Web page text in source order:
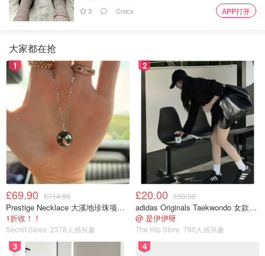
3 Crocs APP打开
大家都在抢
1
£69.90 £714.90
Prestige Necklace 大溪地珍珠项链 10-11mm
1折收！！
Secret Sales 2378人感兴趣
2
£20.00 £80.00
adidas Originals Taekwondo 女款黑色运动鞋
@ 是伊伊呀
The Hip Store 780人感兴趣
3 4